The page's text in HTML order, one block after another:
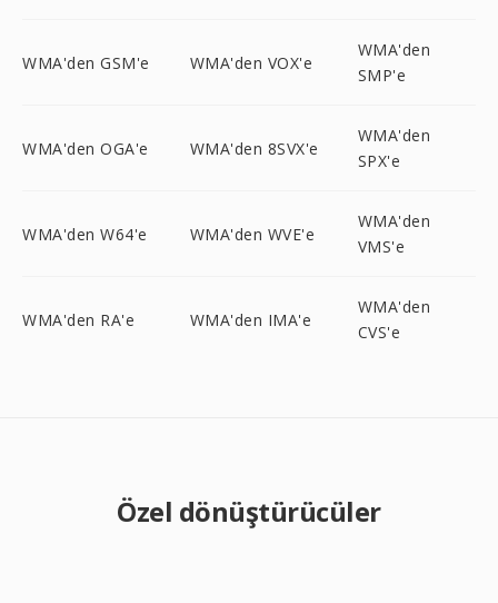
WMA'den GSM'e WMA'den VOX'e
WMA'den
SMP'e
WMA'den OGA'e WMA'den 8SVX'e
WMA'den
SPX'e
WMA'den W64'e WMA'den WVE'e
WMA'den
VMS'e
WMA'den RA'e WMA'den IMA'e
WMA'den
CVS'e
Özel dönüştürücüler